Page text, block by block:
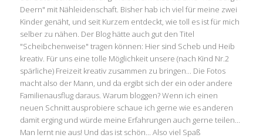
Deern" mit Nähleidenschaft. Bisher hab ich viel für meine zwei
Kinder genäht, und seit Kurzem entdeckt, wie toll es ist für mich
selber zu nähen. Der Blog hätte auch gut den Titel
"Scheibchenweise" tragen können: Hier sind Scheb und Heib
kreativ. Für uns eine tolle Möglichkeit unsere (nach Kind Nr.2
spärliche) Freizeit kreativ zusammen zu bringen... Die Fotos
macht also der Mann, und da ergibt sich der ein oder andere
Familienausflug daraus. Warum bloggen? Wenn ich einen
neuen Schnitt ausprobiere schaue ich gerne wie es anderen
damit erging und würde meine Erfahrungen auch gerne teilen...
Man lernt nie aus! Und das ist schön... Also viel Spaß